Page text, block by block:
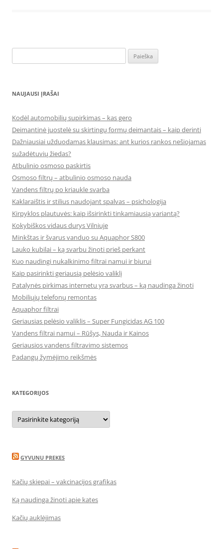
NAUJAUSI ĮRAŠAI
Kodėl automobilių supirkimas – kas gero
Deimantinė juostelė su skirtingų formų deimantais – kaip derinti
Dažniausiai užduodamas klausimas: ant kurios rankos nešiojamas
sužadėtuvių žiedas?
Atbulinio osmoso paskirtis
Osmoso filtrų – atbulinio osmoso nauda
Vandens filtrų po kriaukle svarba
Kaklaraištis ir stilius naudojant spalvas – psichologija
Kirpyklos plautuvės: kaip išsirinkti tinkamiausią variantą?
Kokybiškos vidaus durys Vilniuje
Minkštas ir švarus vanduo su Aquaphor S800
Lauko kubilai – ką svarbu žinoti prieš perkant
Kuo naudingi nukalkinimo filtrai namui ir biurui
Kaip pasirinkti geriausią pelėsio valiklį
Patalynės pirkimas internetu yra svarbus – ką naudinga žinoti
Mobiliųjų telefonų remontas
Aquaphor filtrai
Geriausias pelėsio valiklis – Super Fungicidas AG 100
Vandens filtrai namui – Rūšys, Nauda ir Kainos
Geriausios vandens filtravimo sistemos
Padangų žymėjimo reikšmės
KATEGORIJOS
Kategorijos
GYVUNU PREKES
Kačių skiepai – vakcinacijos grafikas
Ką naudinga žinoti apie kates
Kačių auklėjimas